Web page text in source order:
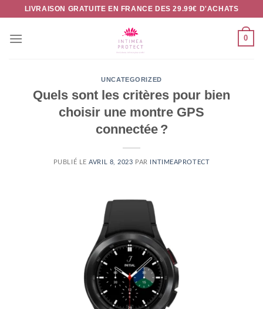
Passer
contenu
LIVRAISON GRATUITE EN FRANCE DES 29.99€ D'ACHATS
0
UNCATEGORIZED
Quels sont les critères pour bien
choisir une montre GPS
connectée ?
PUBLIÉ LEAVRIL 8, 2023 PAR INTIMEAPROTECT